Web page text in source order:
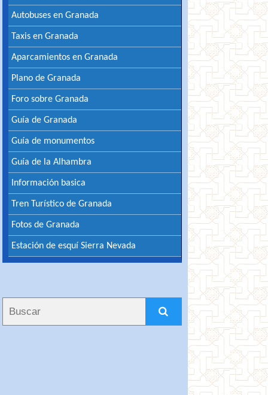
Autobuses en Granada
Taxis en Granada
Aparcamientos en Granada
Plano de Granada
Foro sobre Granada
Guía de Granada
Guía de monumentos
Guía de la Alhambra
Información basica
Tren Turístico de Granada
Fotos de Granada
Estación de esquí Sierra Nevada